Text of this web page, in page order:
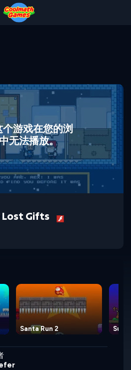
个游戏在您的浏
无法播放。
Lost Gifts
Santa Run 2